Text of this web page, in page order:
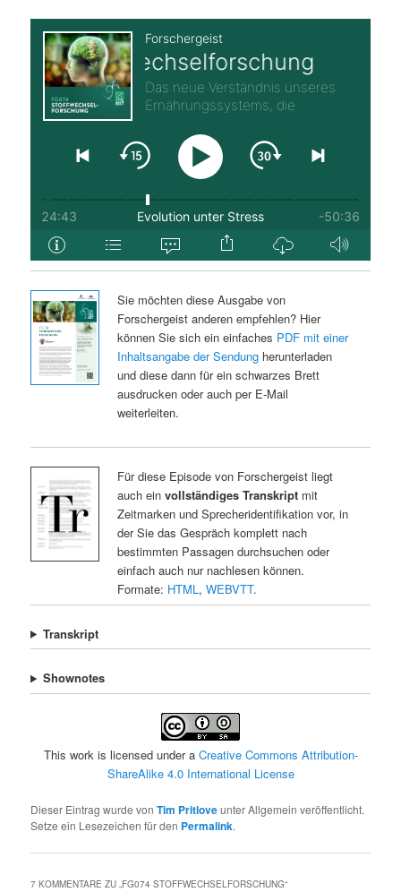
Sie möchten diese Ausgabe von
Forschergeist anderen empfehlen? Hier
können Sie sich ein einfaches PDF mit einer
Inhaltsangabe der Sendungherunterladen
und diese dann für ein schwarzes Brett
ausdrucken oder auch per E-Mail
weiterleiten.
Für diese Episode von Forschergeist liegt
auch ein vollständiges Transkriptmit
Zeitmarken und Sprecheridentifikation vor, in
der Sie das Gespräch komplett nach
bestimmten Passagen durchsuchen oder
einfach auch nur nachlesen können.
Formate: HTML, WEBVTT.
Transkript
Shownotes
This work is licensed under a Creative Commons Attribution-
ShareAlike 4.0 International License
Dieser Eintrag wurde vonTim Pritloveunter Allgemein veröffentlicht.
Setze ein Lesezeichen für den Permalink.
7 KOMMENTARE ZU „FG074 STOFFWECHSELFORSCHUNG“